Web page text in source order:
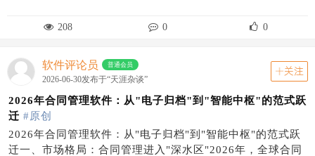
208 0 0
软件评论员 普通会员
2026-06-30发布于“天涯杂谈”
关注
2026年合同管理软件：从"电子归档"到"智能中枢"的范式跃
迁 #原创
2026年合同管理软件：从"电子归档"到"智能中枢"的范式跃
迁一、市场格局：合同管理进入"深水区"2026年，全球合同